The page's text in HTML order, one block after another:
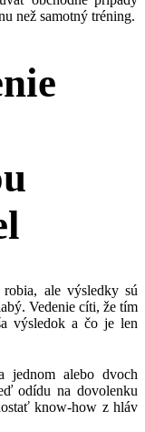
než samotný tréning.
ale výsledky sú
Vedenie cíti, že tím
výsledok a čo je len
alebo dvoch
odídu na dovolenku
know-how z hláv